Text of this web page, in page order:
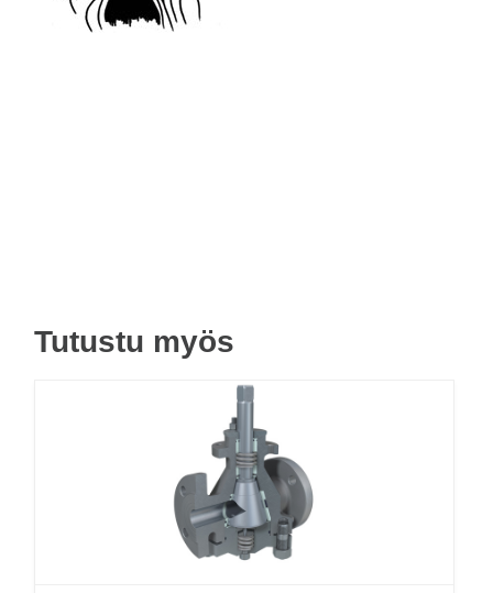
Tutustu myös